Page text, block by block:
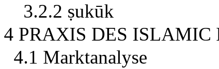
3.2.2 ṣukūk
4 PRAXIS DES
4.1 Marktanalyse